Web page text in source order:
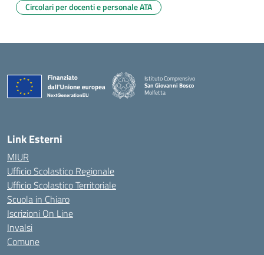
Circolari per docenti e personale ATA
Istituto Comprensivo
San Giovanni Bosco
Molfetta
Link Esterni
MIUR
Ufficio Scolastico Regionale
Ufficio Scolastico Territoriale
Scuola in Chiaro
Iscrizioni On Line
Invalsi
Comune